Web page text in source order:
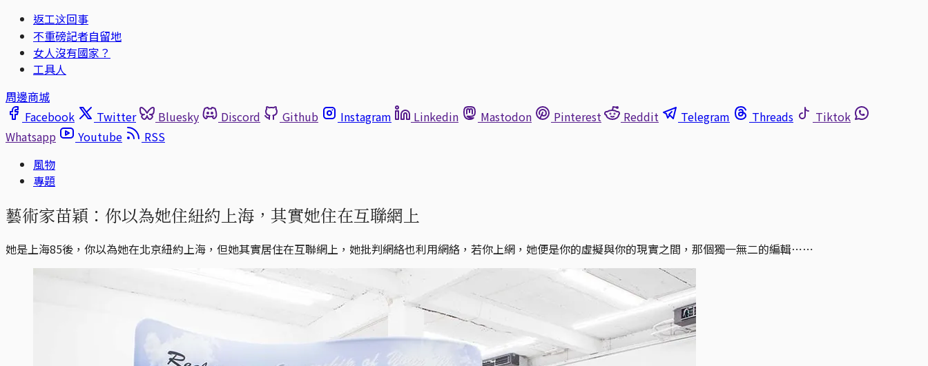
返工这回事
不重磅記者自留地
女人沒有國家？
工具人
周邊商城
Facebook
Twitter Bluesky Discord Github Instagram Linkedin Mastodon Pinterest Reddit Telegram Threads
Tiktok
Whatsapp
Youtube
RSS
風物
專題
藝術家苗穎：你以為她住紐約上海，其實她住在互聯網上
她是上海85後，你以為她在北京紐約上海，但她其實居住在互聯網上，她批判網絡也利用網絡，若你上網，她便是你的虛擬與你的現實之間，那個獨一無二的編輯⋯⋯